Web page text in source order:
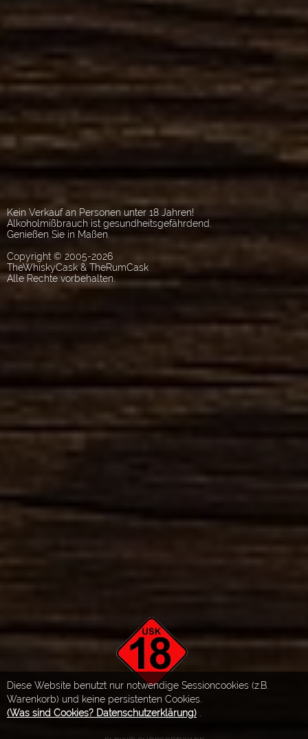
Diese Website benutzt nur notwendige Sessioncookies (z.B.
Warenkorb) und keine persistenten Cookies.
(Was sind Cookies? Datenschutzerklärung)
Kein Verkauf an Personen unter 18 Jahren!
Alkoholmißbrauch ist gesundheitsgefährdend.
Genießen Sie in Maßen.
Copyright © 2005-2026
TheWhiskyCask & TheRumCask
Alle Rechte vorbehalten.